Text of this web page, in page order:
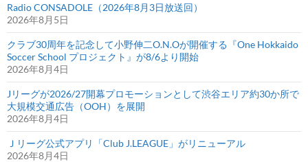
Radio CONSADOLE（2026年8月3日放送回）
2026年8月5日
クラブ30周年を記念して小野伸二O.N.Oが開催する『One Hokkaido
Soccer School プロジェクト』が8/6より開始
2026年8月4日
Jリーグが2026/27開幕プロモーションとして渋谷エリア約30か所で
大規模交通広告（OOH）を展開
2026年8月4日
Ｊリーグ公式アプリ「Club J.LEAGUE」がリニューアル
2026年8月4日